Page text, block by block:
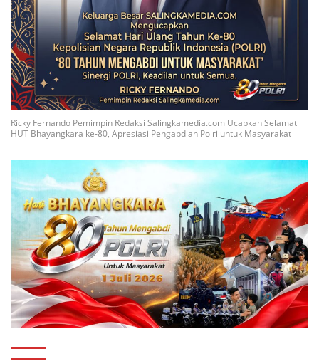
Ricky Fernando Pemimpin Redaksi Salingkamedia.com Ucapkan Selamat
HUT Bhayangkara ke-80, Apresiasi Pengabdian Polri untuk Masyarakat